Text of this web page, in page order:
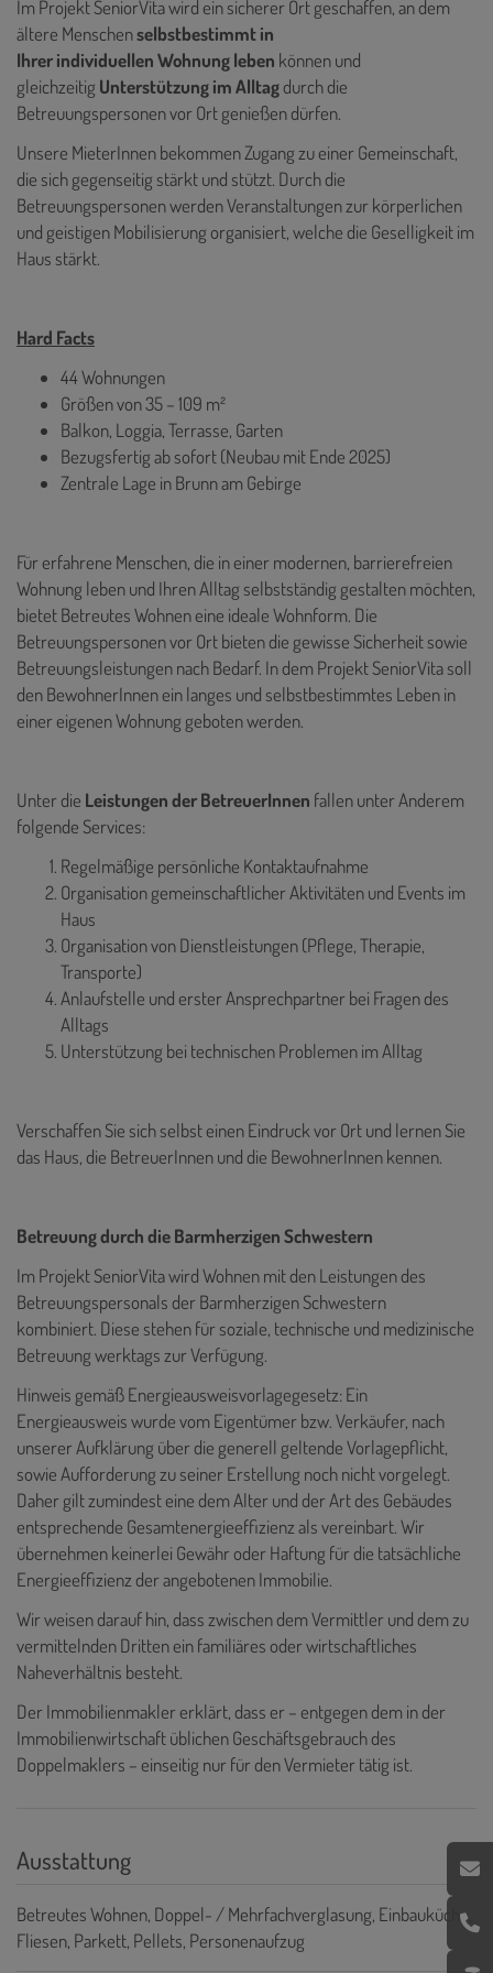
Im Projekt SeniorVita wird ein sicherer Ort geschaffen, an dem
ältere Menschenselbstbestimmt in
Ihrer individuellen Wohnung leben können und
gleichzeitig Unterstützung im Alltagdurch die
Betreuungspersonen vor Ort genießen dürfen.
Unsere MieterInnen bekommen Zugang zu einer Gemeinschaft,
die sich gegenseitig stärkt und stützt. Durch die
Betreuungspersonen werden Veranstaltungen zur körperlichen
und geistigen Mobilisierung organisiert, welche die Geselligkeit im
Haus stärkt.
Hard Facts
44 Wohnungen
Größen von 35 – 109 m²
Balkon, Loggia, Terrasse, Garten
Bezugsfertig ab sofort (Neubau mit Ende 2025)
Zentrale Lage in Brunn am Gebirge
Für erfahrene Menschen, die in einer modernen, barrierefreien
Wohnung leben und Ihren Alltag selbstständig gestalten möchten,
bietet Betreutes Wohnen eine ideale Wohnform. Die
Betreuungspersonen vor Ort bieten die gewisse Sicherheit sowie
Betreuungsleistungen nach Bedarf. In dem Projekt SeniorVita soll
den BewohnerInnen ein langes und selbstbestimmtes Leben in
einer eigenen Wohnung geboten werden.
Unter die Leistungen der BetreuerInnen fallen unter Anderem
folgende Services:
Regelmäßige persönliche Kontaktaufnahme
Organisation gemeinschaftlicher Aktivitäten und Events im
Haus
Organisation von Dienstleistungen (Pflege, Therapie,
Transporte)
Anlaufstelle und erster Ansprechpartner bei Fragen des
Alltags
Unterstützung bei technischen Problemen im Alltag
Verschaffen Sie sich selbst einen Eindruck vor Ort und lernen Sie
das Haus, die BetreuerInnen und die BewohnerInnen kennen.
Betreuung durch die Barmherzigen Schwestern
Im Projekt SeniorVita wird Wohnen mit den Leistungen des
Betreuungspersonals der Barmherzigen Schwestern
kombiniert. Diese stehen für soziale, technische und medizinische
Betreuung werktags zur Verfügung.
Hinweis gemäß Energieausweisvorlagegesetz: Ein
Energieausweis wurde vom Eigentümer bzw. Verkäufer, nach
unserer Aufklärung über die generell geltende Vorlagepflicht,
sowie Aufforderung zu seiner Erstellung noch nicht vorgelegt.
Daher gilt zumindest eine dem Alter und der Art des Gebäudes
entsprechende Gesamtenergieeffizienz als vereinbart. Wir
übernehmen keinerlei Gewähr oder Haftung für die tatsächliche
Energieeffizienz der angebotenen Immobilie.
Wir weisen darauf hin, dass zwischen dem Vermittler und dem zu
vermittelnden Dritten ein familiäres oder wirtschaftliches
Naheverhältnis besteht.
Der Immobilienmakler erklärt, dass er – entgegen dem in der
Immobilienwirtschaft üblichen Geschäftsgebrauch des
Doppelmaklers – einseitig nur für den Vermieter tätig ist.
Ausstattung
Betreutes Wohnen Doppel- / Mehrfachverglasung Einbauküche
Fliesen Parkett Pellets Personenaufzug